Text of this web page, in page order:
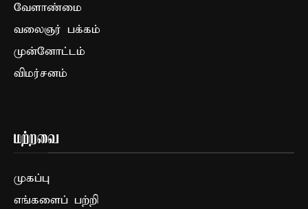
வேளாண்மை
வலைஞர் பக்கம்
முன்னோட்டம்
விமர்சனம்
மற்றவை
முகப்பு
எங்களைப் பற்றி